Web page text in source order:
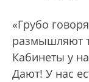
«Грубо
размышляют
Кабинеты у
Дают! У нас